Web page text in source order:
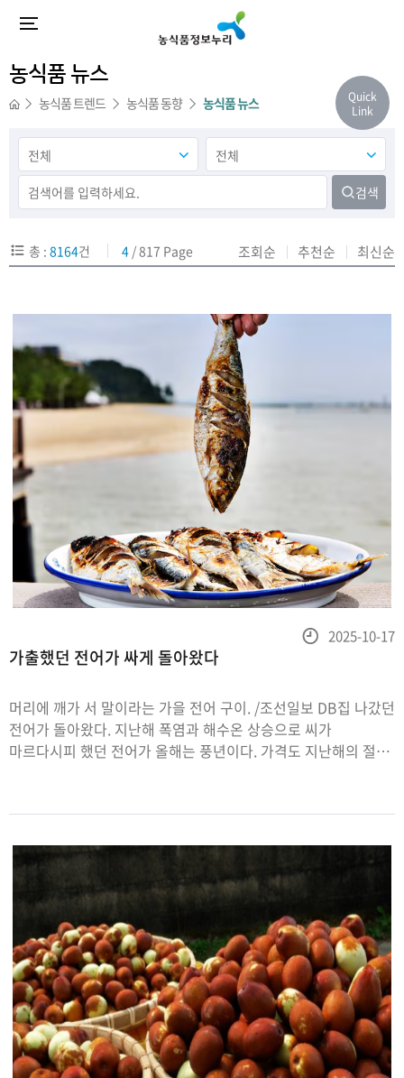
농식품 뉴스
농식품 트렌드 농식품 동향 농식품 뉴스
검색
총 : 8164건 4 / 817 Page 조회순 추천순 최신순
가출했던 전어가 싸게 돌아왔다
머리에 깨가 서 말이라는 가을 전어 구이. /조선일보 DB집 나갔던
전어가 돌아왔다. 지난해 폭염과 해수온 상승으로 씨가
마르다시피 했던 전어가 올해는 풍년이다. 가격도 지난해의 절반
노량진수산물
등
2025-10-17
Quick
Link